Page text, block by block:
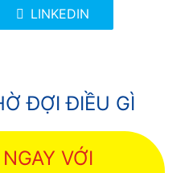
LINKEDIN
ĐỢI ĐIỀU GÌ
VỚI